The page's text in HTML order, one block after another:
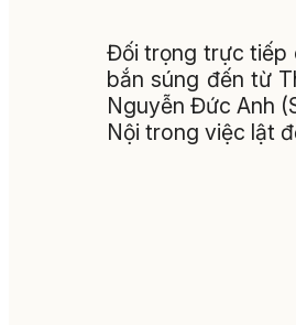
Đối trọng trực tiếp
bắn súng đến từ
Nguyễn Đức Anh
Nội trong việc lật